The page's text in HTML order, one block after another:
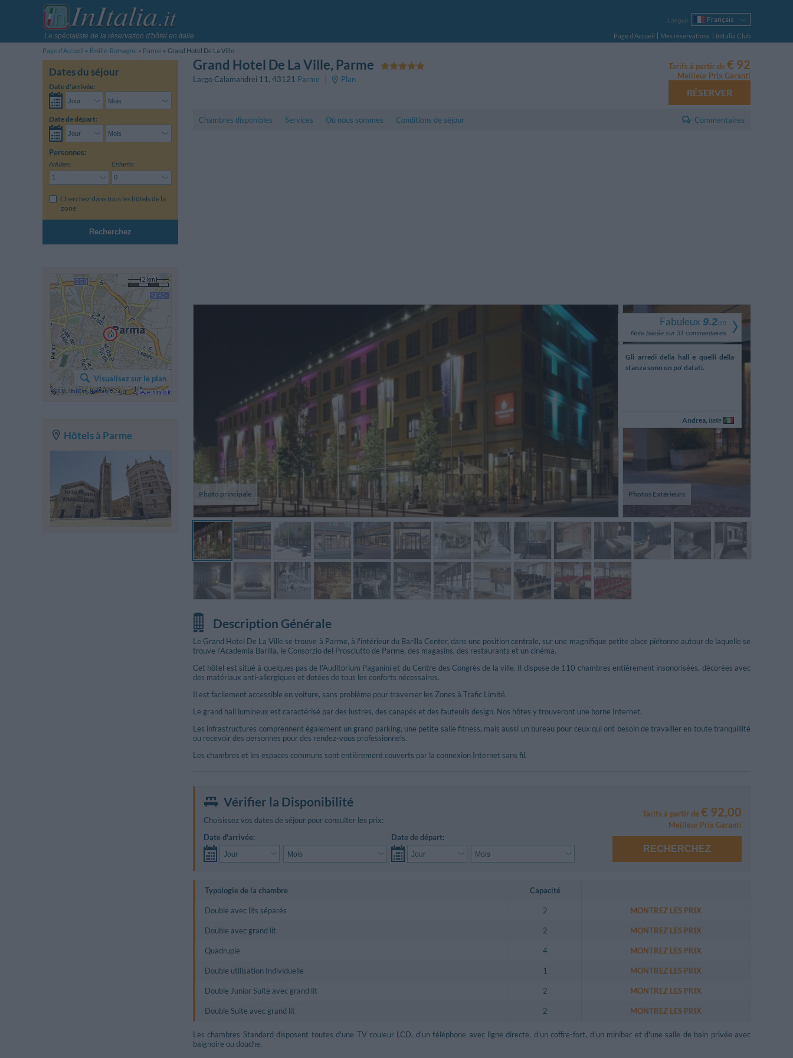
Le spécialiste de la réservation d'hôtel en Italie
Langue
Français
Italiano
English
Español
Русский
Português
Polski
Page d'Accueil Mes réservations
InItalia Club
Page d'Accueil
Émilie-Romagne Parme Grand Hotel De La Ville
Dates du séjour
Date d'arrivée:
Date de départ:
Personnes:
Adultes: Enfants:
Cherchez dans tous les hôtels de la
zone
Recherchez
Grand Hotel De La Ville, Parme
Largo Calamandrei 11, 43121 Parme Plan
Tarifs à partir de€ 92
Meilleur Prix Garanti
RÉSERVER
Chambres disponibles Services Où nous sommes Conditions de séjour Commentaires
Photo principale Photos Extérieurs
Fabuleux 9.2/10
Note basée sur 31 commentaires
Per essere un 5 stelle secondo me
dovrebbe migliorare
l'arredamento della camera.
Die Dame am Empfang war
Joachim,
Colazione di ottima qualità.
Personale estremamente cortese e
disponibile. Ottimo rapporto
Italie
Gli arredi della hall e quelli della
stanza sono un po' datati.
Andrea, Italie
Description Générale
Le Grand Hotel De La Ville se trouve à Parme, à l'intérieur du Barilla Center, dans une position centrale, sur une magnifique petite place piétonne autour de laquelle se
trouve l’Academia Barilla, le Consorzio del Prosciutto de Parme, des magasins, des restaurants et un cinéma.
Cet hôtel est situé à quelques pas de l'Auditorium Paganini et du Centre des Congrès de la ville. Il dispose de 110 chambres entièrement insonorisées, décorées avec
des matériaux anti-allergiques et dotées de tous les conforts nécessaires.
Il est facilement accessible en voiture, sans problème pour traverser les Zones à Trafic Limité.
Le grand hall lumineux est caractérisé par des lustres, des canapés et des fauteuils design. Nos hôtes y trouveront une borne Internet.
Les infrastructures comprennent également un grand parking, une petite salle fitness, mais aussi un bureau pour ceux qui ont besoin de travailler en toute tranquillité
ou recevoir des personnes pour des rendez-vous professionnels.
Les chambres et les espaces communs sont entièrement couverts par la connexion Internet sans fil.
Vérifier la Disponibilité
Choisissez vos dates de séjour pour consulter les prix:
Date d'arrivée:
Date de départ:
Tarifs à partir de€ 92,00
Meilleur Prix Garanti
RECHERCHEZ
Typologie de la chambre Capacité
Double avec lits séparés 2 MONTREZ LES PRIX
Double avec grand lit 2 MONTREZ LES PRIX
Quadruple 4 MONTREZ LES PRIX
Double utilisation Individuelle 1 MONTREZ LES PRIX
Double Junior Suite avec grand lit 2 MONTREZ LES PRIX
Double Suite avec grand lit 2 MONTREZ LES PRIX
Les chambres Standard disposent toutes d'une TV couleur LCD, d'un téléphone avec ligne directe, d'un coffre-fort, d'un minibar et d'une salle de bain privée avec
baignoire ou douche.
Visualisez sur le plan
Hôtels à Parme